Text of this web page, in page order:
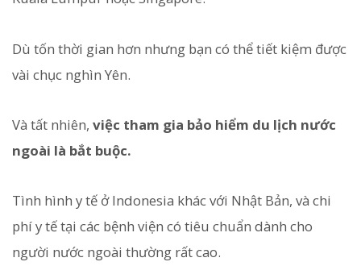
Dù tốn thời gian hơn nhưng bạn có thể tiết kiệm được
vài chục nghìn Yên.
Và tất nhiên, việc tham gia bảo hiểm du lịch nước
ngoài là bắt buộc.
Tình hình y tế ở Indonesia khác với Nhật Bản, và chi
phí y tế tại các bệnh viện có tiêu chuẩn dành cho
người nước ngoài thường rất cao.